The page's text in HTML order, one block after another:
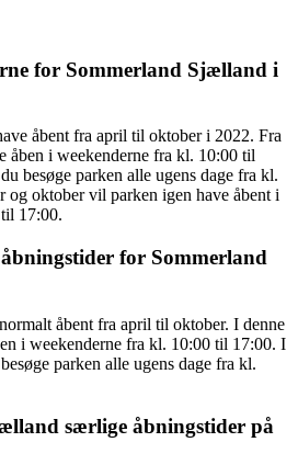
for Sommerland Sjælland i
åbent fra april til oktober i 2022. Fra
i weekenderne fra kl. 10:00 til
besøge parken alle ugens dage fra kl.
og oktober vil parken igen have åbent i
17:00.
for Sommerland
åbent fra april til oktober. I denne
i weekenderne fra kl. 10:00 til 17:00. I
parken alle ugens dage fra kl.
særlige åbningstider på